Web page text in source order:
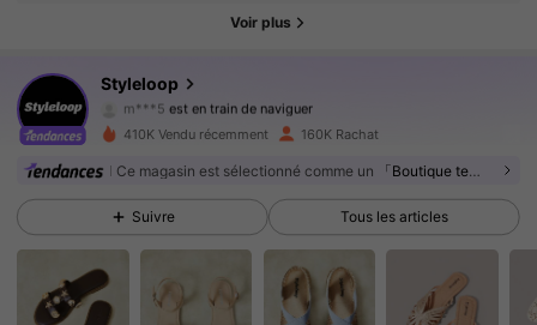
Voir plus
Styleloop
m***5 est en train de naviguer
4.92
234K Suiveurs
4.92 234K Suiveurs
234K Suiveurs
410K Vendu récemment 160K Rachat
Ce magasin est sélectionné comme un 「Boutique tendance」
Suivre Tous les articles